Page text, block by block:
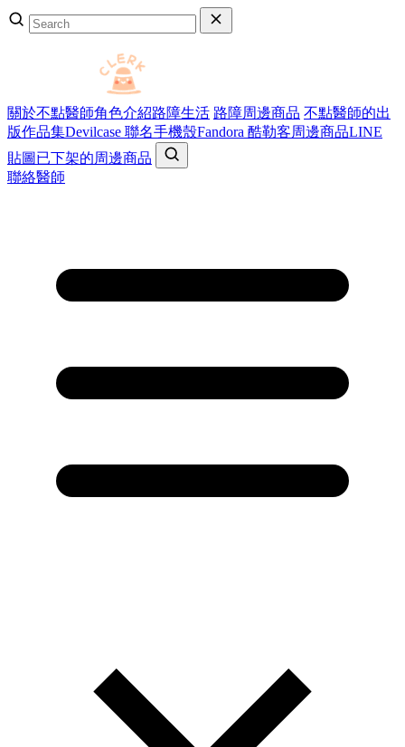
關於不點醫師角色介紹路障生活 路障周邊商品 不點醫師的出
版作品集Devilcase 聯名手機殼Fandora 酷勒客周邊商品LINE
貼圖 已下架的周邊商品
聯絡醫師